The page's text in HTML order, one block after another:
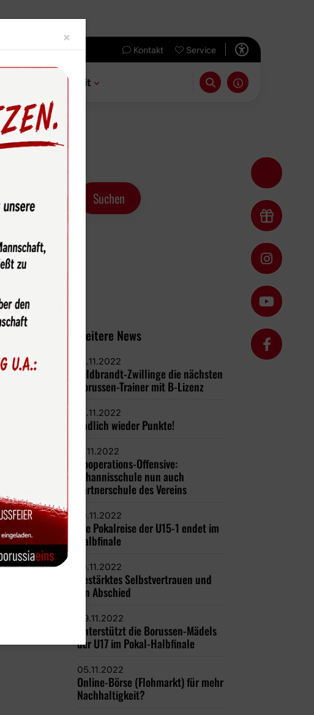
Kontakt Service
Fun & Freizeit
Weitere News
15.11.2022
Hildbrandt-Zwillinge die nächsten
Borussen-Trainer mit B-Lizenz
14.11.2022
Endlich wieder Punkte!
11.11.2022
Kooperations-Offensive:
Johannisschule nun auch
Partnerschule des Vereins
10.11.2022
Die Pokalreise der U15-1 endet im
Halbfinale
10.11.2022
Gestärktes Selbstvertrauen und
ein Abschied
09.11.2022
Unterstützt die Borussen-Mädels
der U17 im Pokal-Halbfinale
05.11.2022
Online-Börse (Flohmarkt) für mehr
Nachhaltigkeit?
× Close